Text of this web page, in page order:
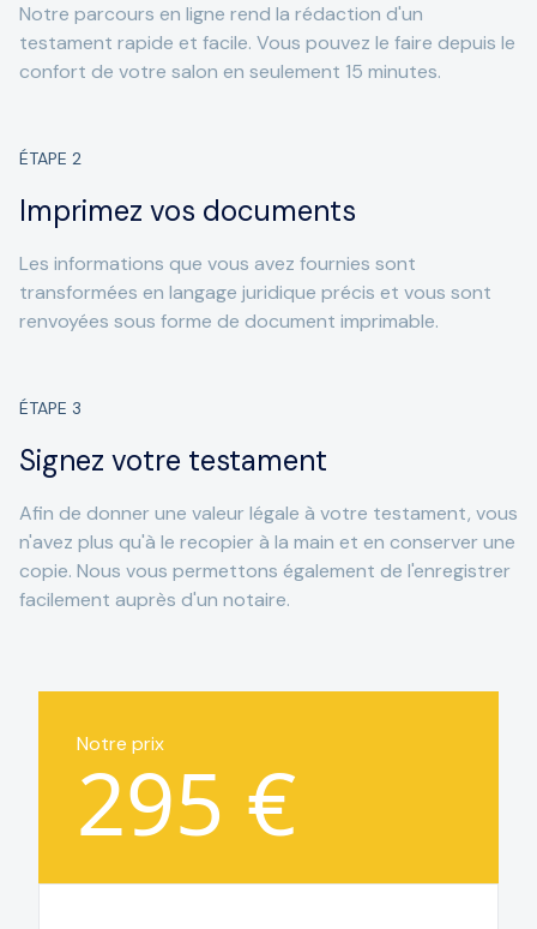
Notre parcours en ligne rend la rédaction d'un
testament rapide et facile. Vous pouvez le faire depuis le
confort de votre salon en seulement 15 minutes.
ÉTAPE 2
Imprimez vos documents
Les informations que vous avez fournies sont
transformées en langage juridique précis et vous sont
renvoyées sous forme de document imprimable.
ÉTAPE 3
Signez votre testament
Afin de donner une valeur légale à votre testament, vous
n'avez plus qu'à le recopier à la main et en conserver une
copie. Nous vous permettons également de l'enregistrer
facilement auprès d'un notaire.
Notre prix
295 €